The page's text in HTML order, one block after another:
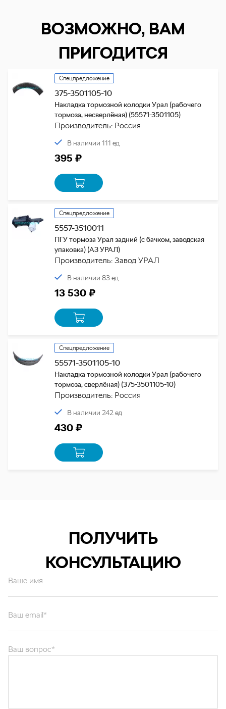
ВОЗМОЖНО, ВАМ
ПРИГОДИТСЯ
Спецпредложение
375-3501105-10
Накладка тормозной колодки Урал (рабочего
тормоза, несверлёная) (55571-3501105)
Производитель: Россия
В наличии 111 ед
395 ₽
Спецпредложение
5557-3510011
ПГУ тормоза Урал задний (с бачком, заводская
упаковка) (АЗ УРАЛ)
Производитель: Завод УРАЛ
В наличии 83 ед
13 530 ₽
Спецпредложение
55571-3501105-10
Накладка тормозной колодки Урал (рабочего
тормоза, сверлёная) (375-3501105-10)
Производитель: Россия
В наличии 242 ед
430 ₽
ПОЛУЧИТЬ
КОНСУЛЬТАЦИЮ
Ваше имя
персональных данных